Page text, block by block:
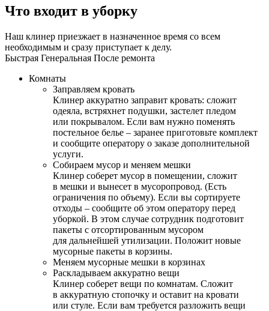
Что входит в уборку
Наш клинер приезжает в назначенное время со всем
необходимым и сразу приступает к делу.
Быстрая Генеральная После ремонта
Комнаты
Заправляем кровать
Клинер аккуратно заправит кровать: сложит
одеяла, встряхнет подушки, застелет пледом
или покрывалом. Если вам нужно поменять
постельное белье – заранее приготовьте комплект
и сообщите оператору о заказе дополнительной
услуги.
Собираем мусор и меняем мешки
Клинер соберет мусор в помещении, сложит
в мешки и вынесет в мусоропровод. (Есть
ограничения по объему). Если вы сортируете
отходы – сообщите об этом оператору перед
уборкой. В этом случае сотрудник подготовит
пакеты с отсортированным мусором
для дальнейшей утилизации. Положит новые
мусорные пакеты в корзины.
Меняем мусорные мешки в корзинах
Раскладываем аккуратно вещи
Клинер соберет вещи по комнатам. Сложит
в аккуратную стопочку и оставит на кровати
или стуле. Если вам требуется разложить вещи